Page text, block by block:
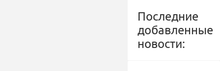
Последние
добавленные
новости: